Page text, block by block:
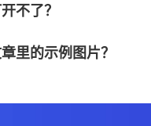
不了？
里的示例图片？